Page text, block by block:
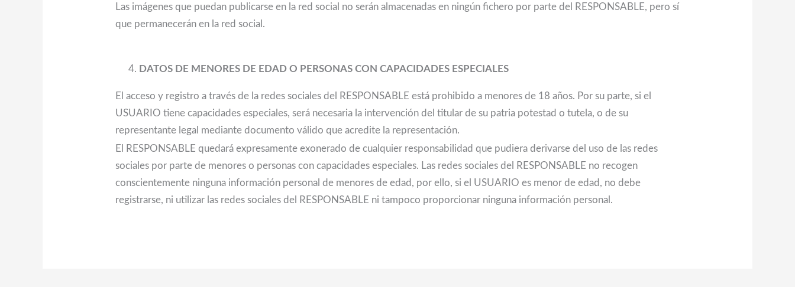
Las imágenes que puedan publicarse en la red social no serán almacenadas en ningún fichero por parte del RESPONSABLE, pero sí
que permanecerán en la red social.
DATOS DE MENORES DE EDAD O PERSONAS CON CAPACIDADES ESPECIALES
El acceso y registro a través de la redes sociales del RESPONSABLE está prohibido a menores de 18 años. Por su parte, si el
USUARIO tiene capacidades especiales, será necesaria la intervención del titular de su patria potestad o tutela, o de su
representante legal mediante documento válido que acredite la representación.
El RESPONSABLE quedará expresamente exonerado de cualquier responsabilidad que pudiera derivarse del uso de las redes
sociales por parte de menores o personas con capacidades especiales. Las redes sociales del RESPONSABLE no recogen
conscientemente ninguna información personal de menores de edad, por ello, si el USUARIO es menor de edad, no debe
registrarse, ni utilizar las redes sociales del RESPONSABLE ni tampoco proporcionar ninguna información personal.